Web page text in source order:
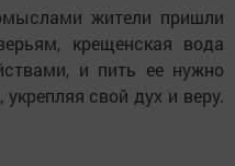
жители пришли
крещенская вода
и пить ее нужно
свой дух и веру.